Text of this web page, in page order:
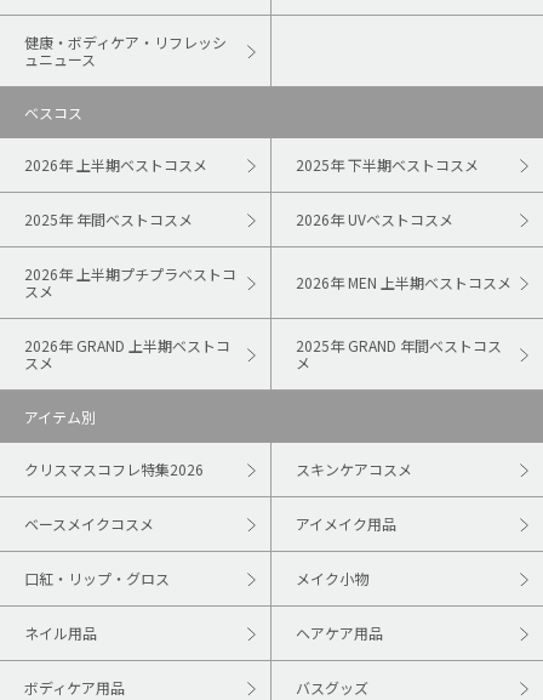
健康・ボディケア・リフレッシ
ュニュース
ベスコス
2026年 上半期ベストコスメ 2025年 下半期ベストコスメ
2025年 年間ベストコスメ 2026年 UVベストコスメ
2026年 上半期プチプラベストコ
スメ
2026年 MEN 上半期ベストコスメ
2026年 GRAND 上半期ベストコ
スメ
2025年 GRAND 年間ベストコス
メ
アイテム別
クリスマスコフレ特集2026 スキンケアコスメ
ベースメイクコスメ アイメイク用品
口紅・リップ・グロス メイク小物
ネイル用品 ヘアケア用品
ボディケア用品 バスグッズ